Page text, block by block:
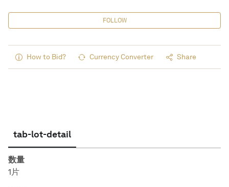
FOLLOW
How to Bid? Currency Converter Share
tab-lot-detail
数量
1片